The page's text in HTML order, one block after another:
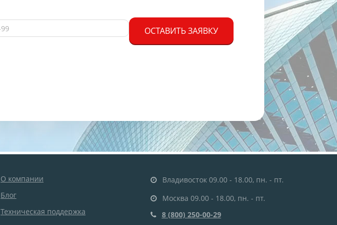
ОСТАВИТЬ ЗАЯВКУ
О компании
Блог
Техническая поддержка
Владивосток 09.00 - 18.00, пн. - пт.
Москва 09.00 - 18.00, пн. - пт.
8 (800) 250-00-29